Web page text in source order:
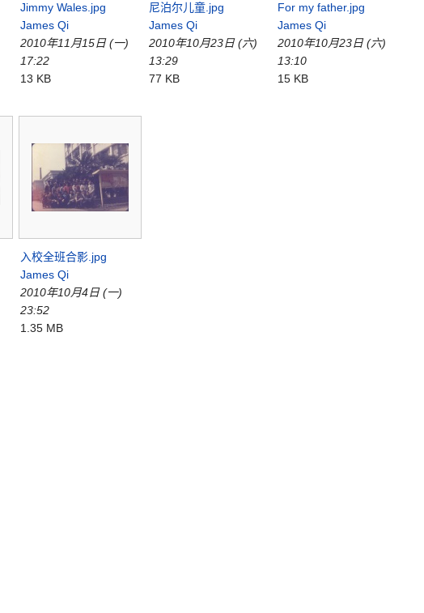
Jimmy Wales.jpg
James Qi
2010年11月15日 (一)
17:22
13 KB
尼泊尔儿童.jpg
James Qi
2010年10月23日 (六)
13:29
77 KB
For my father.jpg
James Qi
2010年10月23日 (六)
13:10
15 KB
入校全班合影.jpg
James Qi
2010年10月4日 (一)
23:52
1.35 MB